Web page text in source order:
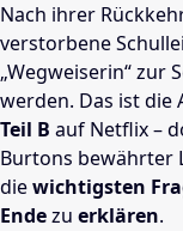
Nach ihrer
verstorbene
„Wegweiserin“ zur
werden. Das ist die
Teil B auf Netflix –
Burtons bewährter
diewichtigsten
Endezu erklären.